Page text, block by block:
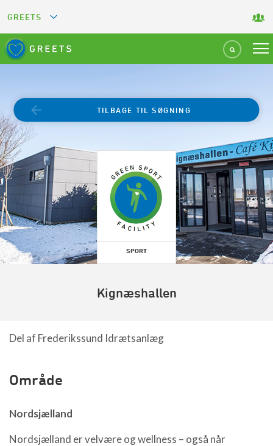
GREETS
GREEN KEY
GREEN SPORT FACILITY
GREEN TOURISM ORGANIZATION
GREEN CAMPING
GREEN ATTRACTION
SPORT
TILBAGE TIL SØGNING
Kignæshallen
Del af Frederikssund Idrætsanlæg
Område
Nordsjælland
Nordsjælland er velvære og wellness – også når